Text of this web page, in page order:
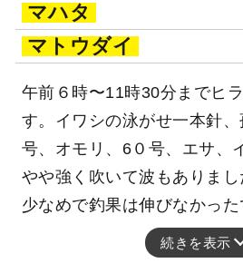
マハタ
マトウダイ
午前６時〜11時30分までヒ
す。イワシの泳がせ一本針
号、オモリ、6０号、エサ、
やや強く吹いて波もありま
少なめで釣果は伸びなかった
続きを表示